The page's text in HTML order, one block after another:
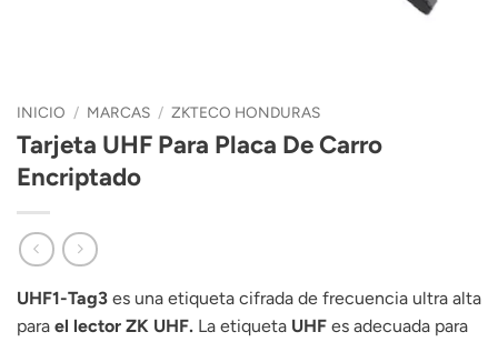
INICIO / MARCAS / ZKTECO HONDURAS
Tarjeta UHF Para Placa De Carro
Encriptado
UHF1-Tag3 es una etiqueta cifrada de frecuencia ultra alta
para el lector ZK UHF. La etiqueta UHF es adecuada para